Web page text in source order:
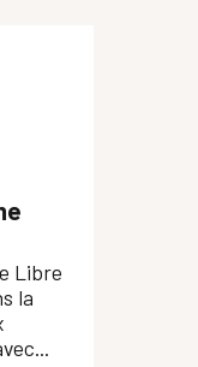
Libre
la